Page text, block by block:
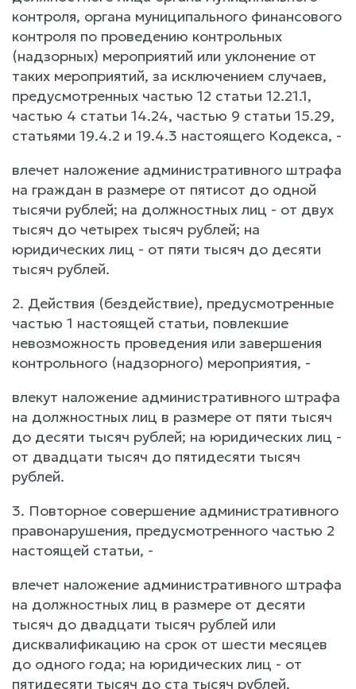
контроля, органа муниципального финансового
контроля по проведению контрольных
(надзорных) мероприятий или уклонение от
таких мероприятий, за исключением случаев,
предусмотренных частью 12 статьи 12.21.1,
частью 4 статьи 14.24, частью 9 статьи 15.29,
статьями 19.4.2 и 19.4.3 настоящего Кодекса, -
влечет наложение административного штрафа
на граждан в размере от пятисот до одной
тысячи рублей; на должностных лиц - от двух
тысяч до четырех тысяч рублей; на
юридических лиц - от пяти тысяч до десяти
тысяч рублей.
2. Действия (бездействие), предусмотренные
частью 1 настоящей статьи, повлекшие
невозможность проведения или завершения
контрольного (надзорного) мероприятия, -
влекут наложение административного штрафа
на должностных лиц в размере от пяти тысяч
до десяти тысяч рублей; на юридических лиц -
от двадцати тысяч до пятидесяти тысяч
рублей.
3. Повторное совершение административного
правонарушения, предусмотренного частью 2
настоящей статьи, -
влечет наложение административного штрафа
на должностных лиц в размере от десяти
тысяч до двадцати тысяч рублей или
дисквалификацию на срок от шести месяцев
до одного года; на юридических лиц - от
пятидесяти тысяч до ста тысяч рублей.